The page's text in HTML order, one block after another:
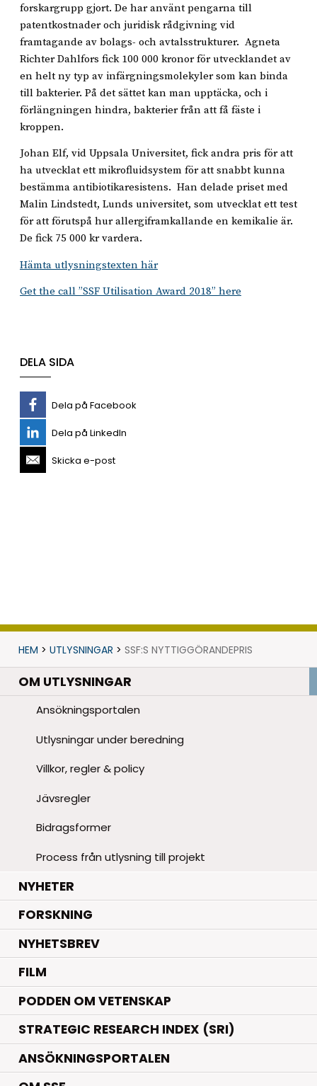
forskargrupp gjort. De har använt pengarna till
patentkostnader och juridisk rådgivning vid
framtagande av bolags- och avtalsstrukturer. Agneta
Richter Dahlfors fick 100 000 kronor för utvecklandet av
en helt ny typ av infärgningsmolekyler som kan binda
till bakterier. På det sättet kan man upptäcka, och i
förlängningen hindra, bakterier från att få fäste i
kroppen.
Johan Elf, vid Uppsala Universitet, fick andra pris för att
ha utvecklat ett mikrofluidsystem för att snabbt kunna
bestämma antibiotikaresistens. Han delade priset med
Malin Lindstedt, Lunds universitet, som utvecklat ett test
för att förutspå hur allergiframkallande en kemikalie är.
De fick 75 000 kr vardera.
Hämta utlysningstexten här
Get the call ”SSF Utilisation Award 2018” here
DELA SIDA
Dela på Facebook
Dela på LinkedIn
Skicka e-post
HEM > UTLYSNINGAR > SSF:S NYTTIGGÖRANDEPRIS
OM UTLYSNINGAR
Ansökningsportalen
Utlysningar under beredning
Villkor, regler & policy
Jävsregler
Bidragsformer
Process från utlysning till projekt
NYHETER.
FORSKNING.
NYHETSBREV
FILM
PODDEN OM VETENSKAP
STRATEGIC RESEARCH INDEX (SRI)
ANSÖKNINGSPORTALEN